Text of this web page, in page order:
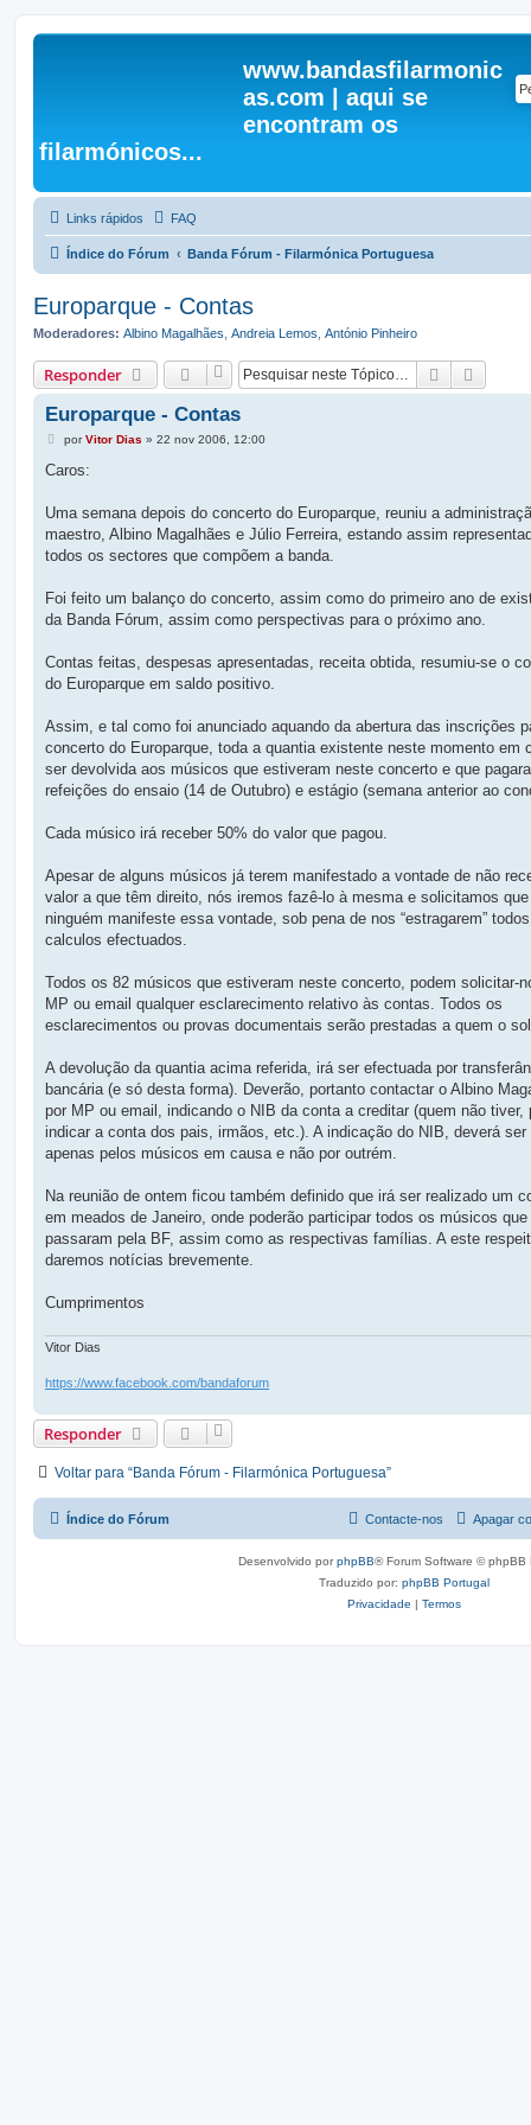
www.bandasfilarmonic
as.com | aqui se
encontram os
filarmónicos...
Links rápidos FAQ
Índice do Fórum Banda Fórum - Filarmónica Portuguesa
Europarque - Contas
Moderadores: Albino Magalhães Andreia Lemos António Pinheiro
Responder Pesquisar
Europarque - Contas
M
n
g
m
porVitor Dias » 22 nov 2006, 12:00
Caros:
Uma semana depois do concerto do Europarque, reuniu a
maestro, Albino Magalhães e Júlio Ferreira, estando assim
todos os sectores que compõem a banda.
Foi feito um balanço do concerto, assim como do primeiro ano de
da Banda Fórum, assim como perspectivas para o próximo ano.
Contas feitas, despesas apresentadas, receita obtida, resumiu-se o
do Europarque em saldo positivo.
Assim, e tal como foi anunciado aquando da abertura das inscrições
concerto do Europarque, toda a quantia existente neste momento em
ser devolvida aos músicos que estiveram neste concerto e que
refeições do ensaio (14 de Outubro) e estágio (semana anterior ao
Cada músico irá receber 50% do valor que pagou.
Apesar de alguns músicos já terem manifestado a vontade de não
valor a que têm direito, nós iremos fazê-lo à mesma e solicitamos
ninguém manifeste essa vontade, sob pena de nos “estragarem”
calculos efectuados.
Todos os 82 músicos que estiveram neste concerto, podem solicitar-
MP ou email qualquer esclarecimento relativo às contas. Todos os
esclarecimentos ou provas documentais serão prestadas a quem o
A devolução da quantia acima referida, irá ser efectuada por
bancária (e só desta forma). Deverão, portanto contactar o Albino
por MP ou email, indicando o NIB da conta a creditar (quem não tiver,
indicar a conta dos pais, irmãos, etc.). A indicação do NIB, deverá ser
apenas pelos músicos em causa e não por outrém.
Na reunião de ontem ficou também definido que irá ser realizado um
em meados de Janeiro, onde poderão participar todos os músicos que
passaram pela BF, assim como as respectivas famílias. A este
daremos notícias brevemente.
Cumprimentos
Vitor Dias
https://www.facebook.com/bandaforum
Responder
Voltar para “Banda Fórum - Filarmónica Portuguesa”
Índice do Fórum Apagar
Contacte-nos
Desenvolvido porphpBB® Forum Software © phpBB
Traduzido por: phpBB Portugal
Privacidade | Termos